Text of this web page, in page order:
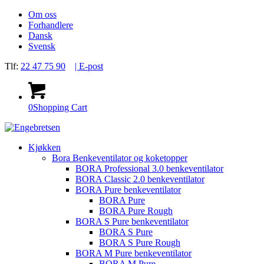
Om oss
Forhandlere
Dansk
Svensk
Tlf: 22 47 75 90 | E-post
0Shopping Cart
Kjøkken
Bora Benkeventilator og koketopper
BORA Professional 3.0 benkeventilator
BORA Classic 2.0 benkeventilator
BORA Pure benkeventilator
BORA Pure
BORA Pure Rough
BORA S Pure benkeventilator
BORA S Pure
BORA S Pure Rough
BORA M Pure benkeventilator